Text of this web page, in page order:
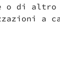
o di altro
a